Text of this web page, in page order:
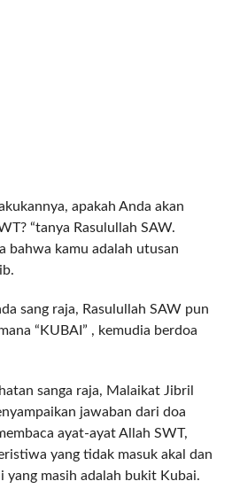
apakah Anda akan
“tanya Rasulullah SAW.
bahwa kamu adalah utusan
sang raja, Rasulullah SAW pun
“KUBAI” , kemudia berdoa
sanga raja, Malaikat Jibril
jawaban dari doa
ayat-ayat Allah SWT,
yang tidak masuk akal dan
yang masih adalah bukit Kubai.